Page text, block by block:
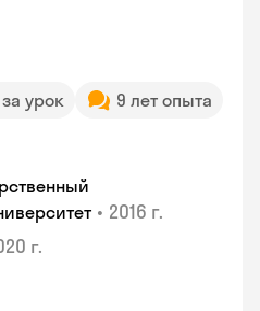
за урок
9 лет опыта
• 2016 г.
г.